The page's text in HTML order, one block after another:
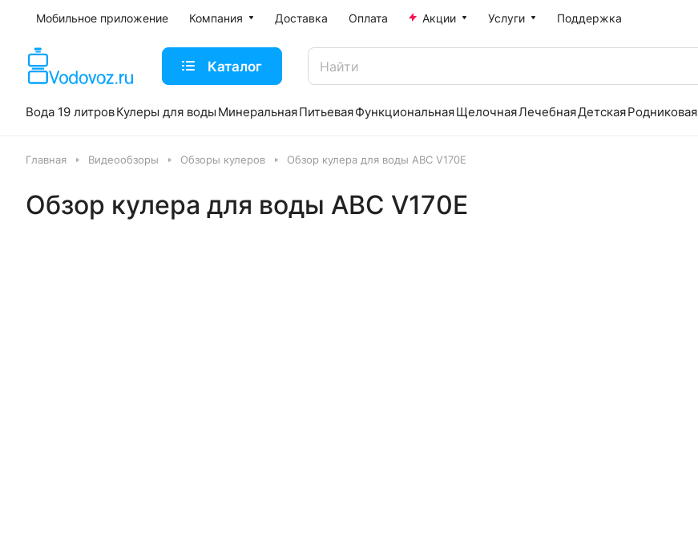
Мобильное приложение Компания Доставка Оплата Акции Услуги Поддержка
Каталог
Вода 19 литровКулеры для воды МинеральнаяПитьеваяФункциональнаяЩелочнаяЛечебнаяДетскаяРодниковая
Главная Видеообзоры Обзоры кулеров Обзор кулера для воды ABC V170E
Обзор кулера для воды ABC V170E